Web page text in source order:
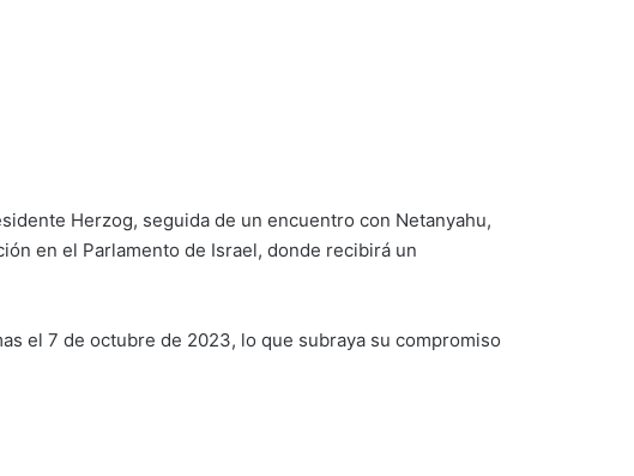
Herzog, seguida de un encuentro con Netanyahu,
en el Parlamento de Israel, donde recibirá un
el 7 de octubre de 2023, lo que subraya su compromiso